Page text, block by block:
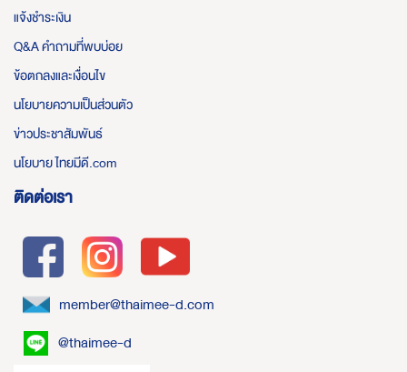
แจ้งชำระเงิน
Q&A คำถามที่พบบ่อย
ข้อตกลงและเงื่อนไข
นโยบายความเป็นส่วนตัว
ข่าวประชาสัมพันธ์
นโยบาย ไทยมีดี.com
ติดต่อเรา
member@thaimee-d.com
@thaimee-d